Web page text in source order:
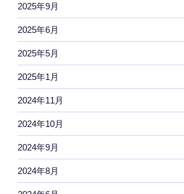
2025年9月
2025年6月
2025年5月
2025年1月
2024年11月
2024年10月
2024年9月
2024年8月